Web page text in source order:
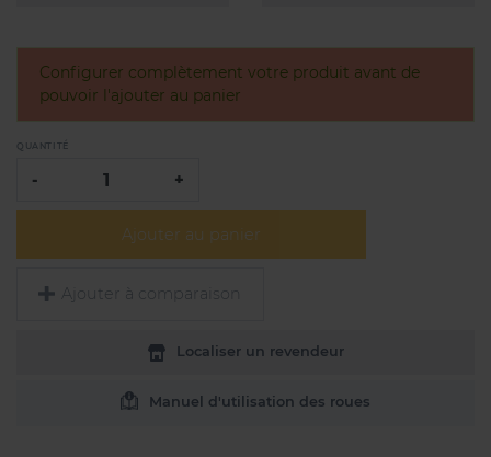
Configurer complètement votre produit avant de
pouvoir l'ajouter au panier
QUANTITÉ
- +
Ajouter au panier
Ajouter à comparaison
Localiser un revendeur
Manuel d'utilisation des roues